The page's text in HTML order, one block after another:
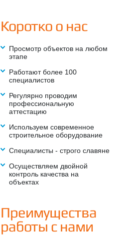
Коротко о нас
Просмотр объектов на любом
этапе
Работают более 100
специалистов
Регулярно проводим
профессиональную
аттестацию
Используем современное
строительное оборудование
Специалисты - строго славяне
Осуществляем двойной
контроль качества на
объектах
Преимущества
работы с нами